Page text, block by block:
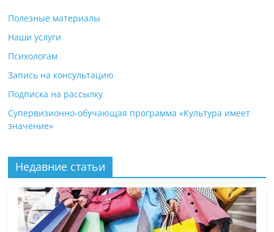
Полезные материалы
Наши услуги
Психологам
Запись на консультацию
Подписка на рассылку
Супервизионно-обучающая программа «Культура имеет
значение»
Недавние статьи